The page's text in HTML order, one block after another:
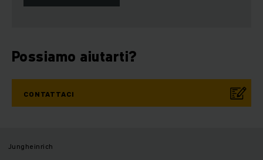
Possiamo aiutarti?
CONTATTACI
Jungheinrich